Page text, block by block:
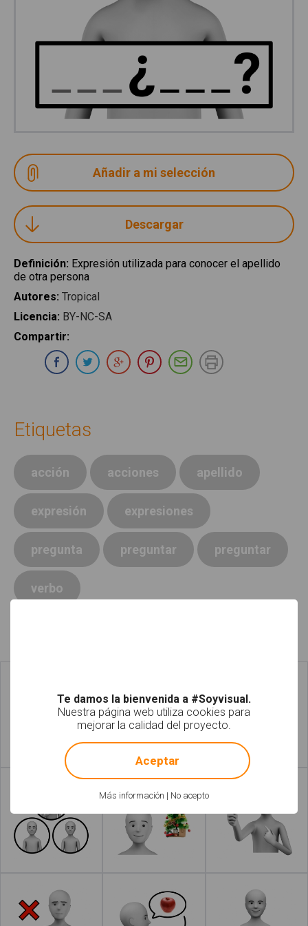
Descargar
Definición: Expresión utilizada para conocer el apellido
de otra persona
Autores: Tropical
Licencia: BY-NC-SA
Compartir:
Compartir en Whatsapp
Compartir en Facebook
Compartir en Twitter
Compartir en Google Plus
Compartir en Pinterest
Compartir por E-
Etiquetas
acción acciones apellido
expresión expresiones
pregunta preguntar preguntar
verbo
Leer más
Te damos la bienvenida a #Soyvisual.
Nuestra página web utiliza cookies para
mejorar la calidad del proyecto.
Más información | No acepto
! Not valid!
Aceptar